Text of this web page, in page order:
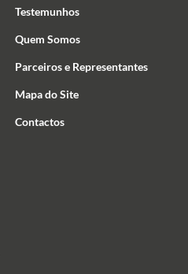
Testemunhos
Quem Somos
Parceiros e Representantes
Mapa do Site
Contactos